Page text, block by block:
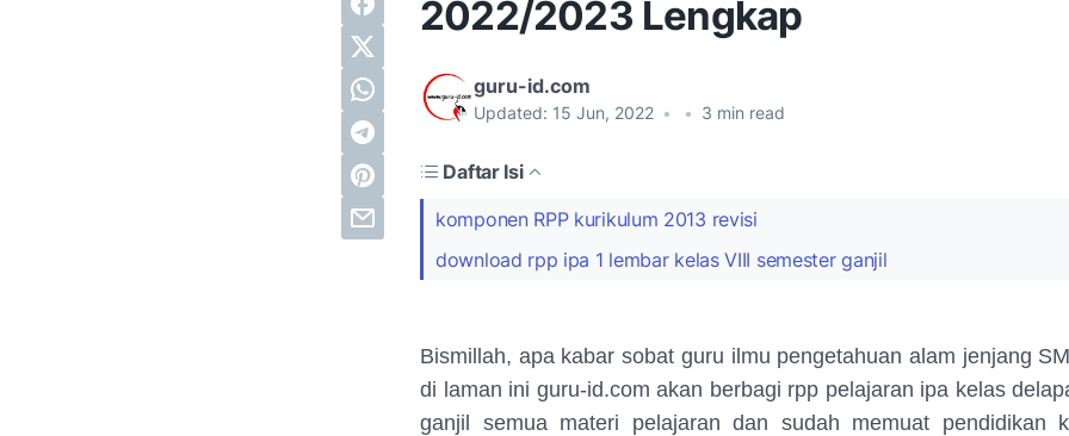
2022/2023 Lengkap
guru-id.com
Updated: 15 Jun, 2022 • • 3 min read
Daftar Isi
komponen RPP kurikulum 2013 revisi
download rpp ipa 1 lembar kelas VIII semester ganjil
Bismillah, apa kabar sobat guru ilmu pengetahuan alam jenjang
di laman ini guru-id.com akan berbagi rpp pelajaran ipa kelas
ganjil semua materi pelajaran dan sudah memuat pendidikan